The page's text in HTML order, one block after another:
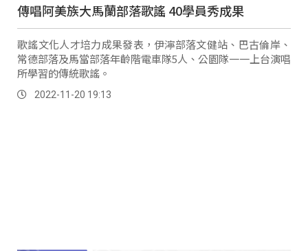
傳唱阿美族大馬蘭部落歌謠 40學員秀成果
歌謠文化人才培力成果發表，伊濘部落文健站、巴古倫岸、
常德部落及馬當部落年齡階電車隊5人、公園隊一一上台演唱
所學習的傳統歌謠。
2022-11-20 19:13